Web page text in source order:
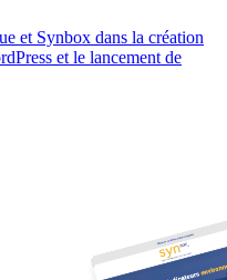
et Synbox dans la création
et le lancement de